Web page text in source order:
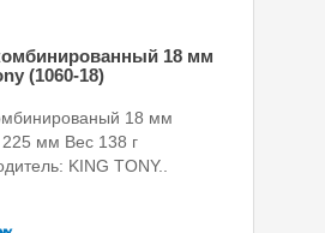
18 мм
(1060-18)
18 мм
мм Вес 138 г
KING TONY..